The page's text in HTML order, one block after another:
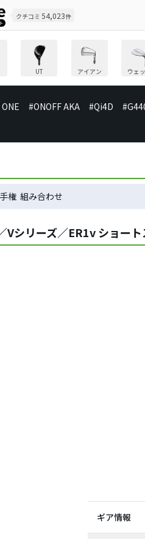
クチコミ 54,023件
UT アイアン ウェ
#ONOFF AKA #Qi4D
権 組み合わせ
Vシリーズ／ER1v ショー
ギア情報